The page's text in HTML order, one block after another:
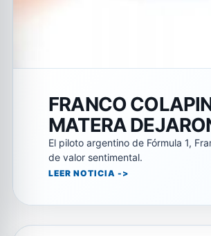
THIAGO ALMADA
DE LA HISTORIA
River Plate concreta la compra de
récord en el fútbol…
LEER NOTICIA